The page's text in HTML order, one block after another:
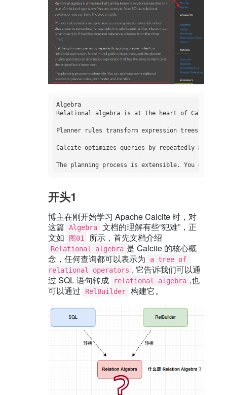
Algebra
Relational algebra is at the heart of Calcite.
Planner rules transform expression trees
Calcite optimizes queries by repeatedly
开头1
博主在刚开始学习 Apache Calcite 时，对
这篇
Algebra
文档的理解有些“犯难”，正
文如
图01 所示，首先文档介绍
Relational algebra 是 Calcite 的核心概
念，任何查询都可以表示为
a tree of
relational operators , 它告诉我们可以通
过 SQL 语句转成
relational algebra ,也
可以通过
RelBuilder 构建它。